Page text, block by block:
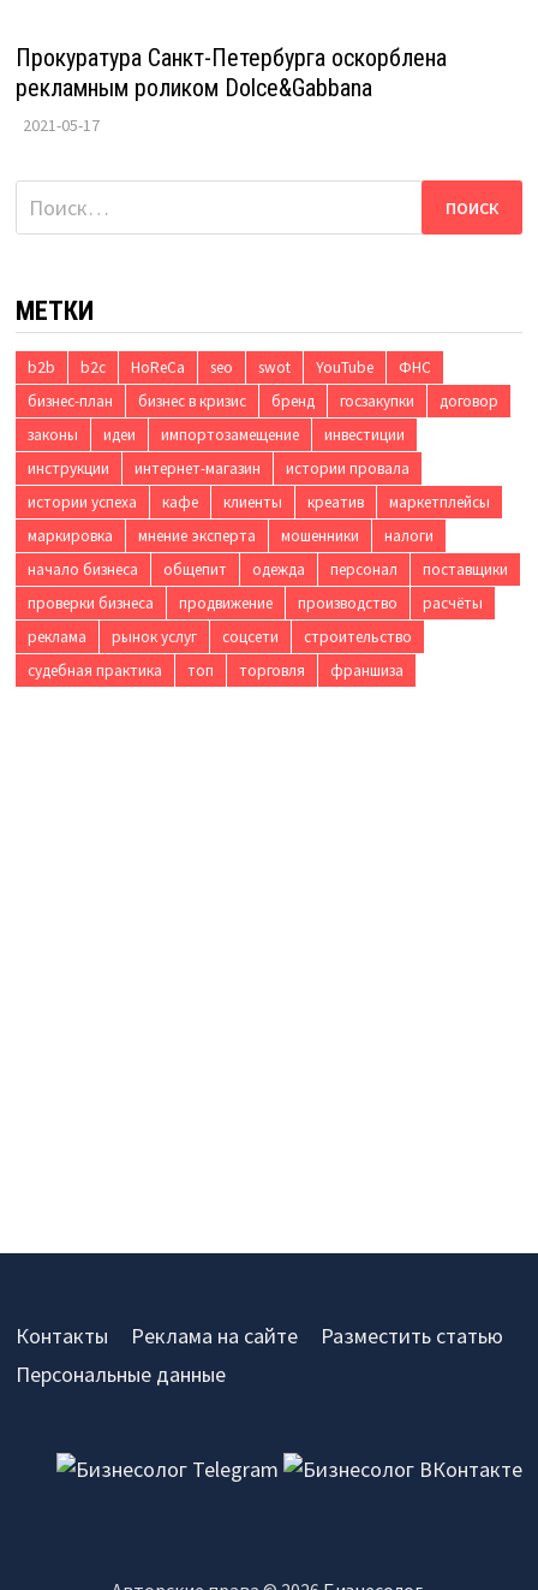
Прокуратура Санкт-Петербурга оскорблена
рекламным роликом Dolce&Gabbana
2021-05-17
Найти:
МЕТКИ
b2b b2c HoReCa seo swot YouTube
ФНС
бизнес-план
бизнес в кризис бренд госзакупки
договор
законы
идеи импортозамещение
инвестиции
инструкции
интернет-магазин
истории провала
истории успеха
кафе клиенты креатив
маркетплейсы
маркировка
мнение эксперта мошенники
налоги
начало бизнеса
общепит одежда персонал
поставщики
проверки бизнеса
продвижение производство
расчёты
реклама
рынок услуг соцсети
строительство
судебная практика
топ торговля франшиза
Контакты Реклама на сайте
Разместить статью
Персональные данные